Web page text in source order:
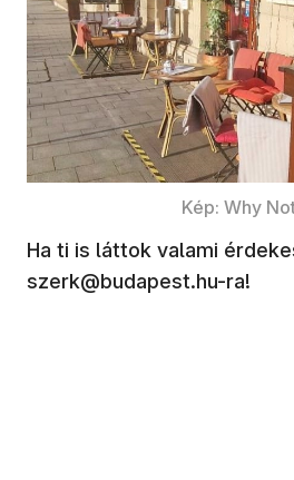
Kép: Why
Ha ti is láttok valami
szerk@budapest.hu-ra!